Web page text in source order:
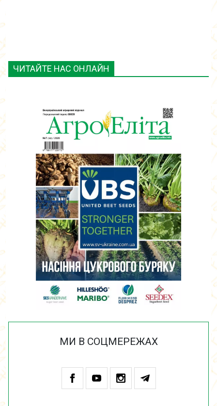
ЧИТАЙТЕ НАС ОНЛАЙН
МИ В СОЦМЕРЕЖАХ